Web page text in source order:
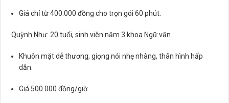
Giá chỉ từ 400.000 đồng cho trọn gói 60 phút.
Quỳnh Như: 20 tuổi, sinh viên năm 3 khoa Ngữ văn
Khuôn mặt dễ thương, giọng nói nhẹ nhàng, thân hình hấp
dẫn.
Giá 500.000 đồng/giờ.